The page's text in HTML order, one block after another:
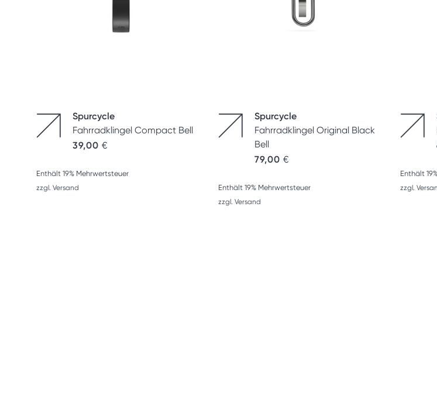
Spurcycle
Fahrradklingel Compact Bell
39,00 €
Enthält 19% Mehrwertsteuer
zzgl. Versand
Spurcycle
Fahrradklingel Original Black
Bell
79,00 €
Enthält 19% Mehrwertsteuer
zzgl. Versand
Enthält
zzgl.